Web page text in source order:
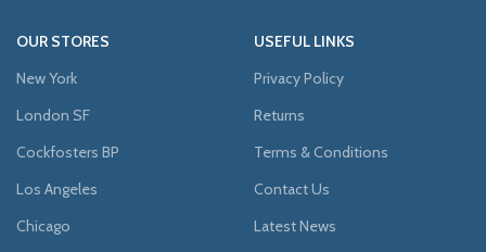
OUR STORES
New York
London SF
Cockfosters BP
Los Angeles
Chicago
USEFUL LINKS
Privacy Policy
Returns
Terms & Conditions
Contact Us
Latest News